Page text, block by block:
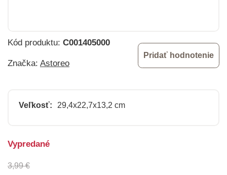
Kód produktu: C001405000
Značka: Astoreo
Pridať hodnotenie
Veľkosť: 29,4x22,7x13,2 cm
3,99 €
Vypredané